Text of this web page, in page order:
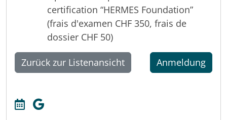
certification “HERMES Foundation”
(frais d'examen CHF 350, frais de
dossier CHF 50)
Zurück zur Listenansicht Anmeldung